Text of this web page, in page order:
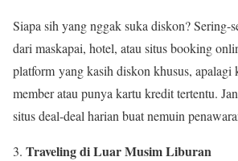
Siapa sih yang nggak suka diskon? Sering-
dari maskapai, hotel, atau situs booking
platform yang kasih diskon khusus, apalagi
member atau punya kartu kredit tertentu.
situs deal-deal harian buat nemuin
Traveling di Luar Musim Liburan